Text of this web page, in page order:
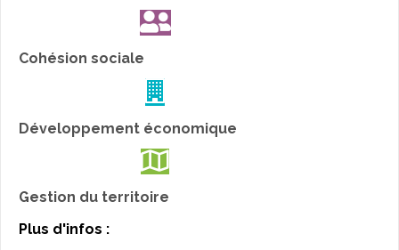
Cohésion sociale
Développement économique
Gestion du territoire
Plus d'infos :